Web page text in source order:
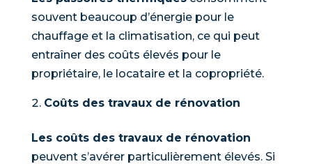
souvent beaucoup d’énergie pour le
chauffage et la climatisation, ce qui peut
entraîner des coûts élevés pour le
propriétaire, le locataire et la copropriété.
Coûts des travaux de rénovation
Les coûts des travaux de rénovation
peuvent s’avérer particulièrement élevés. Si